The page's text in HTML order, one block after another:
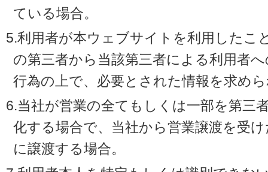
ている場合。
5.利用者が本ウェブサイトを利用したこ
の第三者から当該第三者による利用者
行為の上で、必要とされた情報を求め
6.当社が営業の全てもしくは一部を第三
化する場合で、当社から営業譲渡を受
に譲渡する場合。